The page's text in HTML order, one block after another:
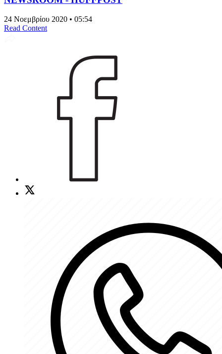
24 Νοεμβρίου 2020 • 05:54
Read Content